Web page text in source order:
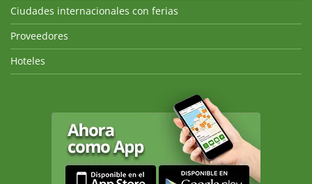
Ciudades internacionales con ferias
Proveedores
Hoteles